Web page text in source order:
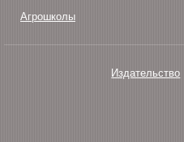
Агрошколы
Издательство